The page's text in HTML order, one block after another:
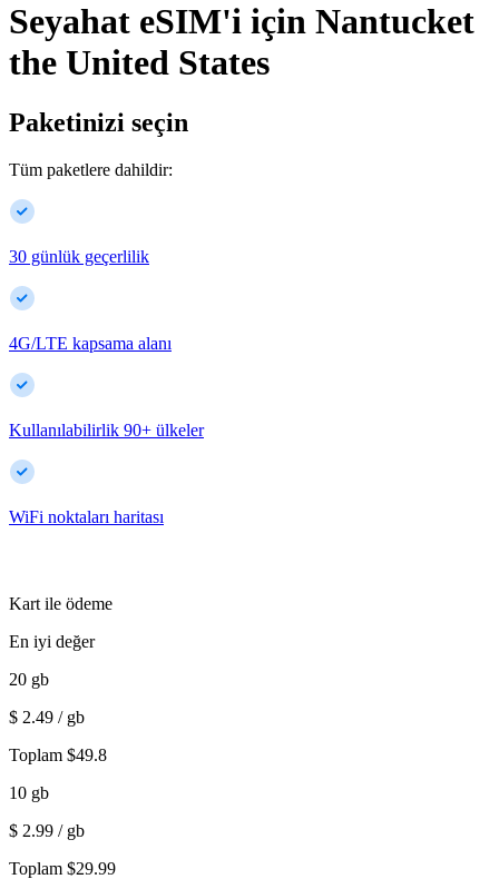
Seyahat eSIM'i için Nantucket
the United States
Paketinizi seçin
Tüm paketlere dahildir:
30 günlük geçerlilik
4G/LTE kapsama alanı
Kullanılabilirlik 90+ ülkeler
WiFi noktaları haritası
Kart ile ödeme
En iyi değer
20 gb
$ 2.49 / gb
Toplam $49.8
10 gb
$ 2.99 / gb
Toplam $29.99